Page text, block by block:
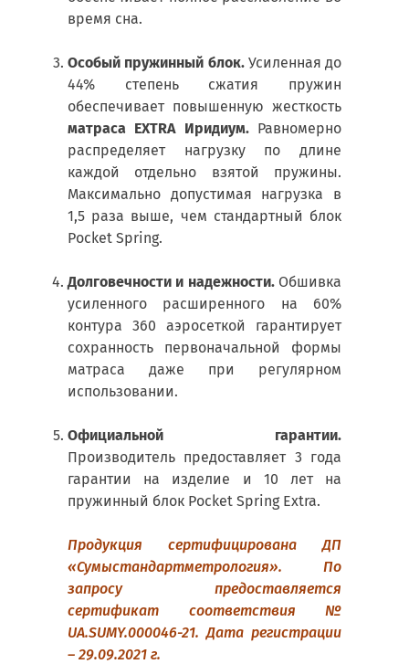
время сна.
Особый пружинный блок. Усиленная до
44% степень сжатия пружин
обеспечивает повышенную жесткость
матраса EXTRA Иридиум.Равномерно
распределяет нагрузку по длине
каждой отдельно взятой пружины.
Максимально допустимая нагрузка в
1,5 раза выше, чем стандартный блок
Pocket Spring.
Долговечности и надежности. Обшивка
усиленного расширенного на 60%
контура 360 аэросеткой гарантирует
сохранность первоначальной формы
матраса даже при регулярном
использовании.
Официальной гарантии.
Производитель предоставляет 3 года
гарантии на изделие и 10 лет на
пружинный блок Pocket Spring Extra.
Продукция сертифицирована ДП
«Сумыстандартметрология». По
запросу предоставляется
сертификат соответствия №
UA.SUMY.000046-21. Дата регистрации
– 29.09.2021 г.